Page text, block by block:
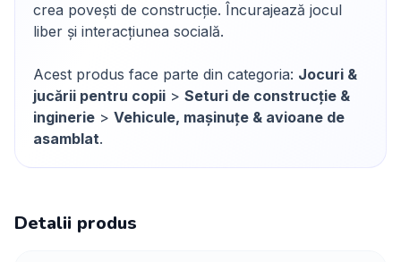
crea povești de construcție. Încurajează jocul
liber și interacțiunea socială.
Acest produs face parte din categoria: Jocuri &
jucării pentru copii > Seturi de construcție &
inginerie > Vehicule, mașinuțe & avioane de
asamblat.
Detalii produs